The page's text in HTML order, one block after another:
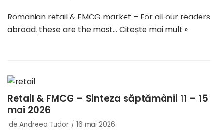
Romanian retail & FMCG market – For all our readers
abroad, these are the most… Citește mai mult »
Retail & FMCG – Sinteza săptămânii 11 – 15
mai 2026
de Andreea Tudor 16 mai 2026